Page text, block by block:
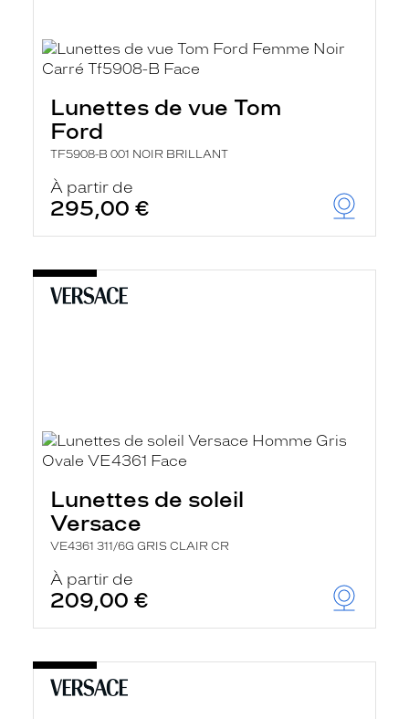
Lunettes de vue Tom
Ford
TF5908-B 001 NOIR BRILLANT
À partir de
295,00 €
Lunettes de soleil
Versace
VE4361 311/6G GRIS CLAIR CR
À partir de
209,00 €